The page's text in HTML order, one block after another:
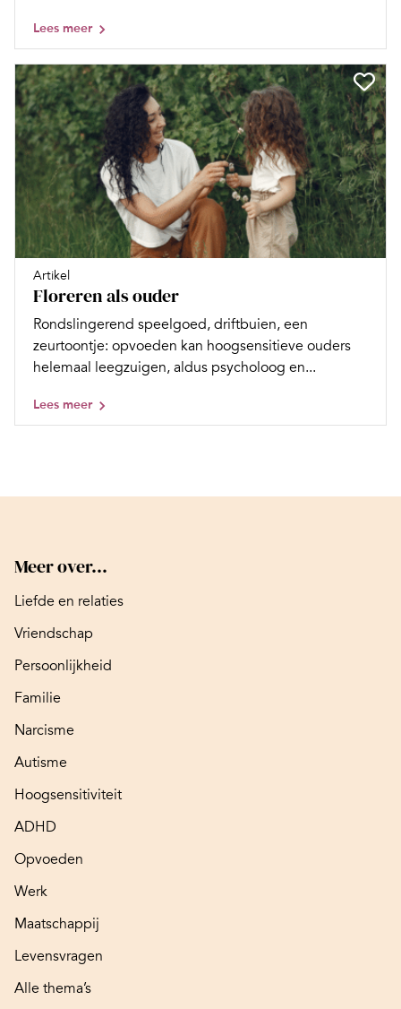
Lees meer
Artikel
Floreren als ouder
Rondslingerend speelgoed, driftbuien, een
zeurtoontje: opvoeden kan hoogsensitieve ouders
helemaal leegzuigen, aldus psycholoog en...
Lees meer
Meer over...
Liefde en relaties
Vriendschap
Persoonlijkheid
Familie
Narcisme
Autisme
Hoogsensitiviteit
ADHD
Opvoeden
Werk
Maatschappij
Levensvragen
Alle thema’s